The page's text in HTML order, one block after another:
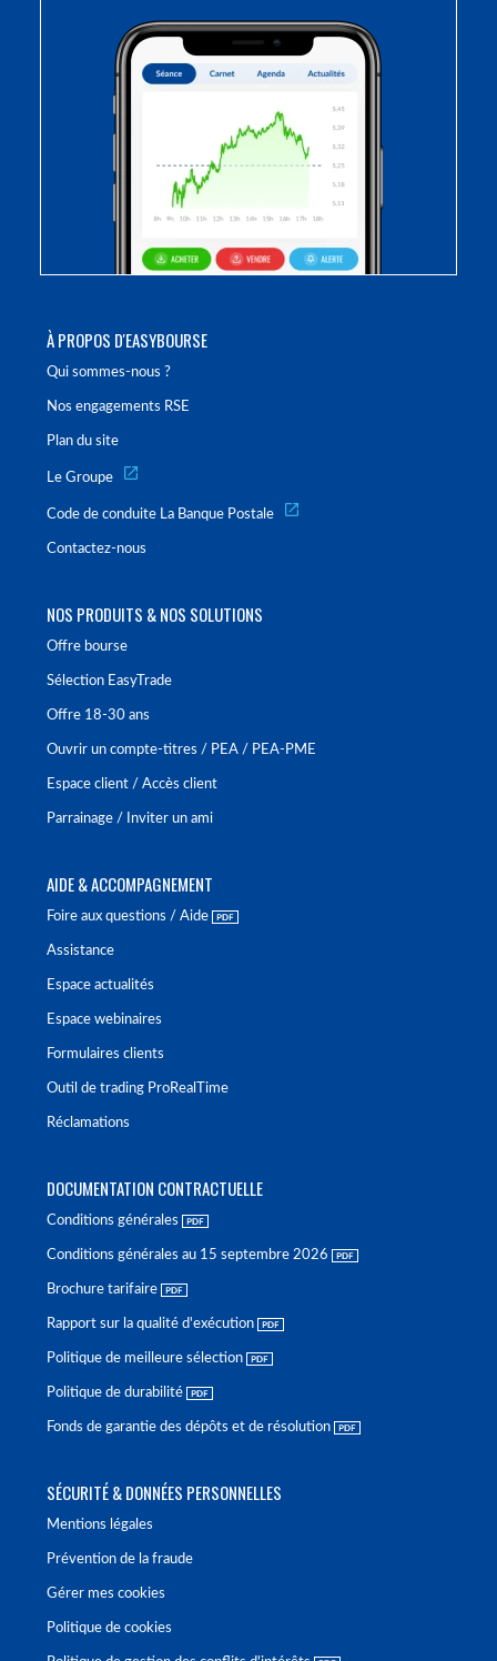
À PROPOS D'EASYBOURSE
Qui sommes-nous ?
Nos engagements RSE
Plan du site
Le Groupe
Code de conduite La Banque Postale
Contactez-nous
NOS PRODUITS & NOS SOLUTIONS
Offre bourse
Sélection EasyTrade
Offre 18-30 ans
Ouvrir un compte-titres / PEA / PEA-PME
Espace client / Accès client
Parrainage / Inviter un ami
AIDE & ACCOMPAGNEMENT
Foire aux questions / Aide
Assistance
Espace actualités
Espace webinaires
Formulaires clients
Outil de trading ProRealTime
Réclamations
DOCUMENTATION CONTRACTUELLE
Conditions générales
Conditions générales au 15 septembre 2026
Brochure tarifaire
Rapport sur la qualité d'exécution
Politique de meilleure sélection
Politique de durabilité
Fonds de garantie des dépôts et de résolution
SÉCURITÉ & DONNÉES PERSONNELLES
Mentions légales
Prévention de la fraude
Gérer mes cookies
Politique de cookies